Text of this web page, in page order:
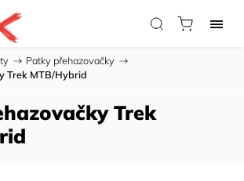
/ Patky přehazovačky /
Trek MTB/Hybrid
Trek